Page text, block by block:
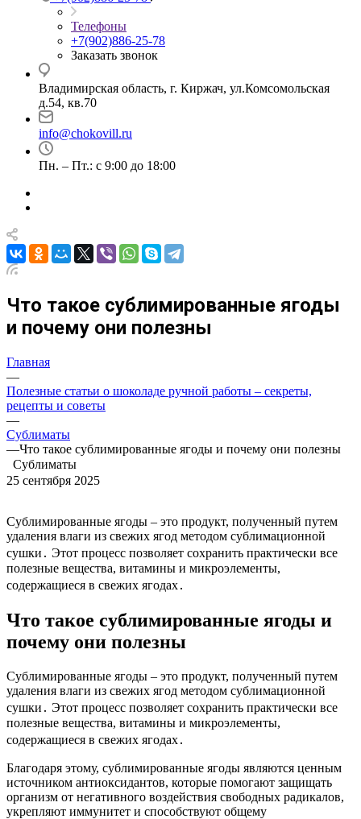
Телефоны
+7(902)886-25-78
Заказать звонок
Владимирская область, г. Киржач, ул.Комсомольская
д.54, кв.70
info@chokovill.ru
Пн. – Пт.: с 9:00 до 18:00
Что такое сублимированные ягоды
и почему они полезны
Главная
—
Полезные статьи о шоколаде ручной работы – секреты,
рецепты и советы
—
Сублиматы
—Что такое сублимированные ягоды и почему они полезны
Сублиматы
25 сентября 2025
Сублимированные ягоды – это продукт, полученный путем
удаления влаги из свежих ягод методом сублимационной
сушки․ Этот процесс позволяет сохранить практически все
полезные вещества, витамины и микроэлементы,
содержащиеся в свежих ягодах․
Что такое сублимированные ягоды и
почему они полезны
Сублимированные ягоды – это продукт, полученный путем
удаления влаги из свежих ягод методом сублимационной
сушки․ Этот процесс позволяет сохранить практически все
полезные вещества, витамины и микроэлементы,
содержащиеся в свежих ягодах․
Благодаря этому, сублимированные ягоды являются ценным
источником антиоксидантов, которые помогают защищать
организм от негативного воздействия свободных радикалов,
укрепляют иммунитет и способствуют общему